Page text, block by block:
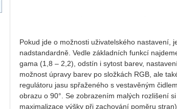
Pokud jde o možnosti uživatelského nastavení,
nadstandardně. Vedle základních funkcí
gama (1,8 – 2,2), odstín i sytost barev,
možnost úpravy barev po složkách RGB, ale
regulátoru jasu spřaženého s vestavěným
obrazu o 90°. Se zobrazením malých rozlišení
maximalizace výšky při zachování poměru